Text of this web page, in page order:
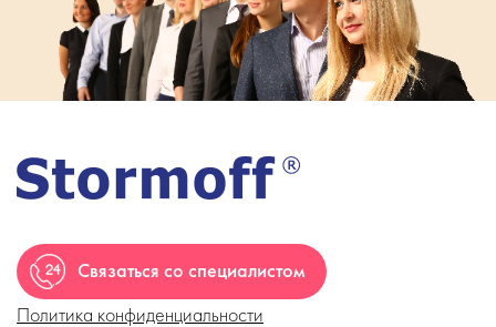
Связаться со специалистом
Политика конфиденциальности